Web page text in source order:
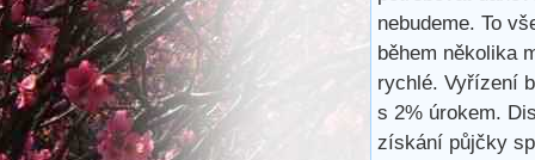
nebudeme. To
během několika
rychlé. Vyřízení
s 2% úrokem.
získání půjčky